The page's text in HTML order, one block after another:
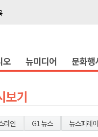
인사
오 뉴미디어 문화행
보기
라인 G1 뉴스 뉴스퍼레